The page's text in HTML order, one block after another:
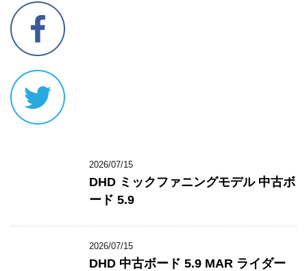
2026/07/15
DHD ミックファニングモデル 中古ボ
ード 5.9
2026/07/15
DHD 中古ボード 5.9 MAR ライダー